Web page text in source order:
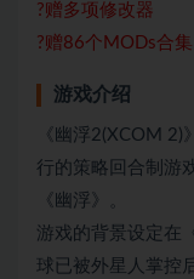
?赠多项修改器
?赠86个MODs合集
游戏介绍
《幽浮2(XCOM 2)
行的策略回合制游
《幽浮》。
游戏的背景设定在
球已被外星人掌控